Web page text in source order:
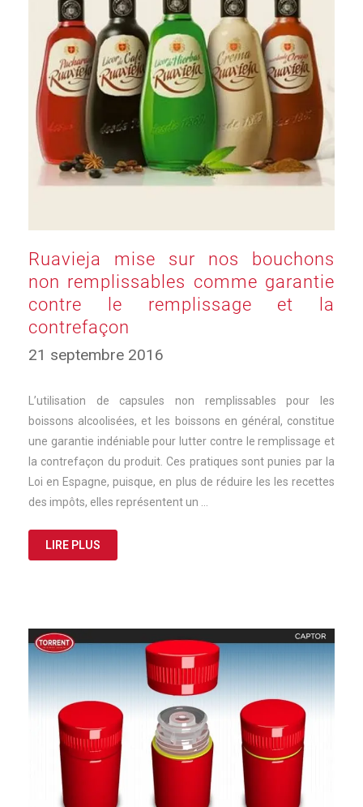
Ruavieja mise sur nos bouchons
non remplissables comme garantie
contre le remplissage et la
contrefaçon
21 septembre 2016
L’utilisation de capsules non remplissables pour les
boissons alcoolisées, et les boissons en général, constitue
une garantie indéniable pour lutter contre le remplissage et
la contrefaçon du produit. Ces pratiques sont punies par la
Loi en Espagne, puisque, en plus de réduire les les recettes
des impôts, elles représentent un …
LIRE PLUS